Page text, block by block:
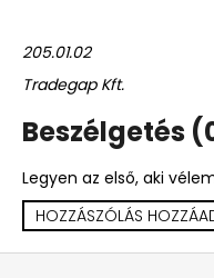
205.01.02
Tradegap Kft.
Beszélgetés
Legyen az első, aki
HOZZÁSZÓLÁS